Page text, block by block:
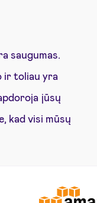
saugumas.
ir toliau yra
jūsų
kad visi mūsų